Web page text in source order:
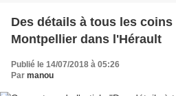
Des détails à tous les coins
Montpellier dans l'Hérault
Publié le 14/07/2018 à 05:26
Par manou